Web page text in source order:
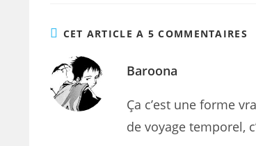
CET ARTICLE A 5 COMMENTAIRES
Baroona
Ça c’est une forme
de voyage temporel,